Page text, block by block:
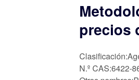
precios
N.º CAS:6422-